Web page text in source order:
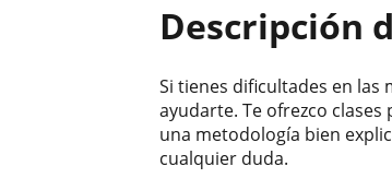
Descripción
Si tienes dificultades en las
ayudarte. Te ofrezco
una metodología bien
cualquier duda.